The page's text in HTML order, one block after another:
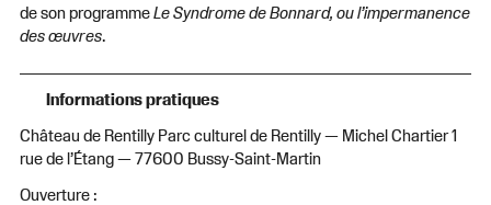
de son programmeLe Syndrome de Bonnard, ou l’impermanence
des œuvres.
Informations pratiques
Château de Rentilly Parc culturel de Rentilly — Michel Chartier 1
rue de l’Étang — 77600 Bussy-Saint-Martin
Ouverture :